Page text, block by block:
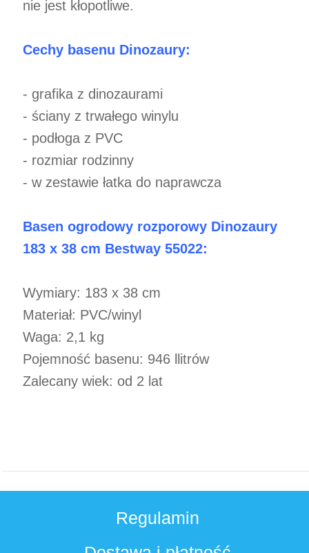
nie jest kłopotliwe.
Cechy basenu Dinozaury:
- grafika z dinozaurami
- ściany z trwałego winylu
- podłoga z PVC
- rozmiar rodzinny
- w zestawie łatka do naprawcza
Basen ogrodowy rozporowy Dinozaury
183 x 38 cm Bestway 55022:
Wymiary: 183 x 38 cm
Materiał: PVC/winyl
Waga: 2,1 kg
Pojemność basenu: 946 llitrów
Zalecany wiek: od 2 lat
Regulamin